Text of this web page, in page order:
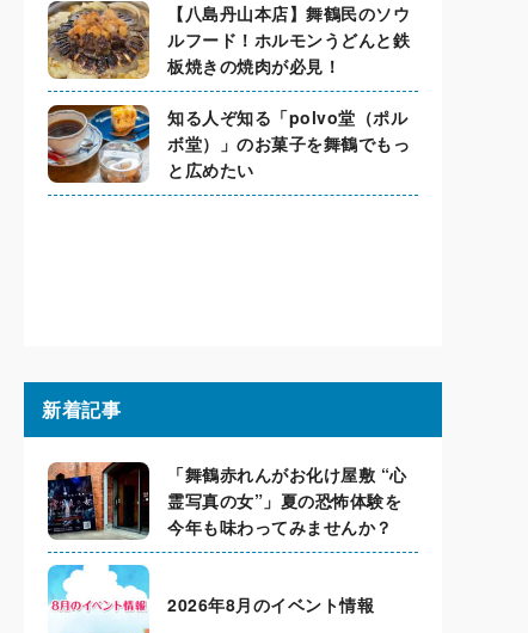
【八島丹山本店】舞鶴民のソウ
ルフード！ホルモンうどんと鉄
板焼きの焼肉が必見！
知る人ぞ知る「polvo堂（ポル
ボ堂）」のお菓子を舞鶴でもっ
と広めたい
新着記事
「舞鶴赤れんがお化け屋敷 “心
霊写真の女”」夏の恐怖体験を
今年も味わってみませんか？
2026年8月のイベント情報